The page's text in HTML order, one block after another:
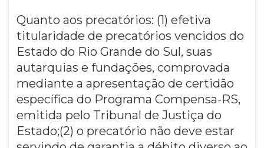
Quanto aos precatórios: (1) efetiva
titularidade de precatórios vencidos do
Estado do Rio Grande do Sul, suas
autarquias e fundações, comprovada
mediante a apresentação de certidão
específica do Programa Compensa-RS,
emitida pelo Tribunal de Justiça do
Estado;(2) o precatório não deve estar